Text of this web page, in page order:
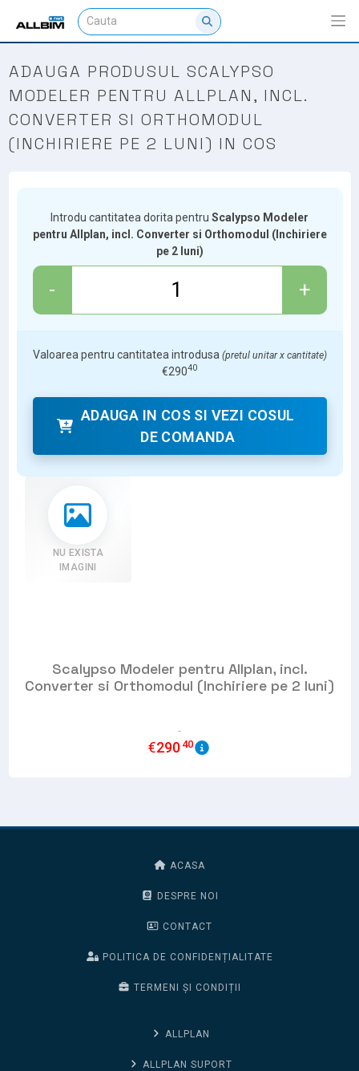
ADAUGA PRODUSUL SCALYPSO
MODELER PENTRU ALLPLAN, INCL.
CONVERTER SI ORTHOMODUL
(INCHIRIERE PE 2 LUNI) IN COS
Introdu cantitatea dorita pentru Scalypso Modeler
pentru Allplan, incl. Converter si Orthomodul (Inchiriere
pe 2 luni)
- +
Valoarea pentru cantitatea introdusa (pretul unitar x cantitate)
€29040
ADAUGA IN COS SI VEZI COSUL
DE COMANDA
NU EXISTA
IMAGINI
Scalypso Modeler pentru Allplan, incl.
Converter si Orthomodul (Inchiriere pe 2 luni)
€290 40
ACASA
DESPRE NOI
CONTACT
POLITICA DE CONFIDENȚIALITATE
TERMENI ȘI CONDIȚII
ALLPLAN
ALLPLAN SUPORT